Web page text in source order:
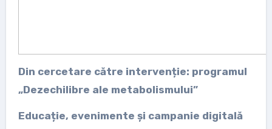
Din cercetare către intervenție: programul
„Dezechilibre ale metabolismului”
Educație, evenimente și campanie digitală